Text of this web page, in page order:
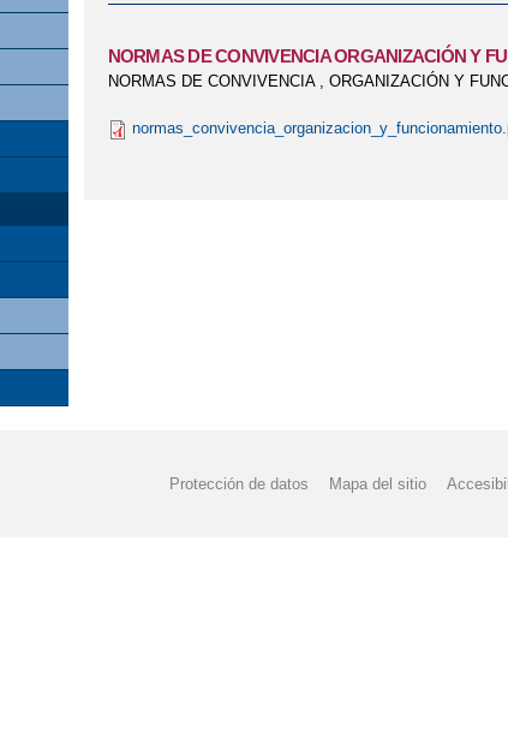
NORMAS DE CONVIVENCIA ORGANIZACIÓN Y
NORMAS DE CONVIVENCIA , ORGANIZACIÓN Y
Protección de datos Mapa del sitio